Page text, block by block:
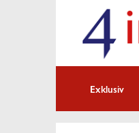
Exklusiv